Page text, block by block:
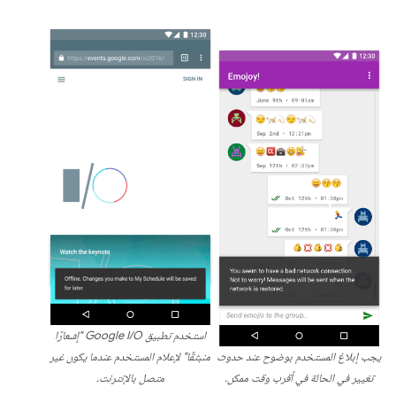
يجب إبلاغ المستخدم بوضوح عند حدوث
تغيير في الحالة في أقرب وقت ممكن.
استخدم تطبيق Google I/O "إشعارًا
منبثقًا" لإعلام المستخدم عندما يكون غير
متصل بالإنترنت.